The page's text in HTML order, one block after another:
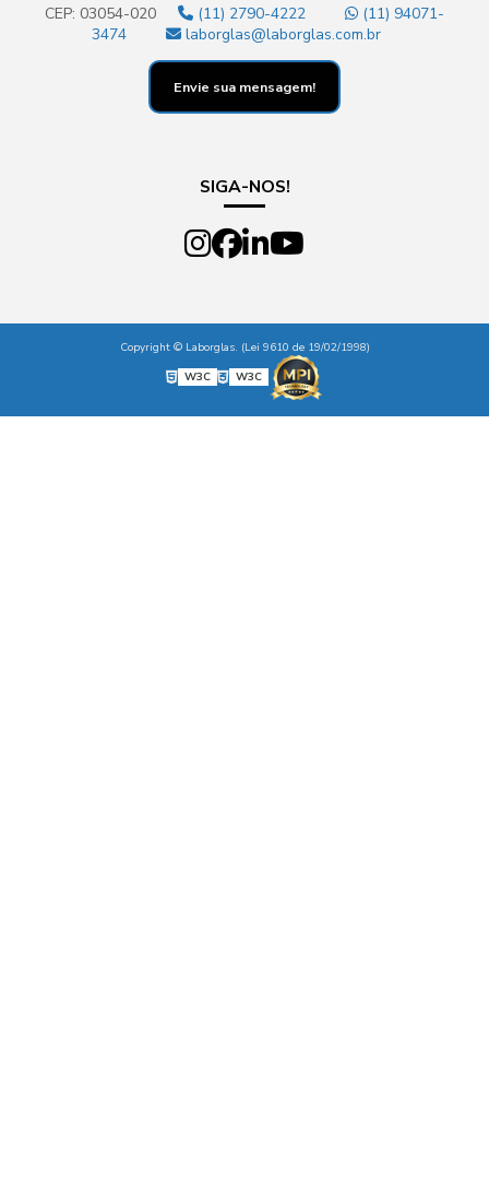
CEP: 03054-020
(11) 2790-4222
(11) 94071-
3474
laborglas@laborglas.com.br
Envie sua mensagem!
SIGA-NOS!
Copyright © Laborglas. (Lei 9610 de 19/02/1998)
W3C
W3C